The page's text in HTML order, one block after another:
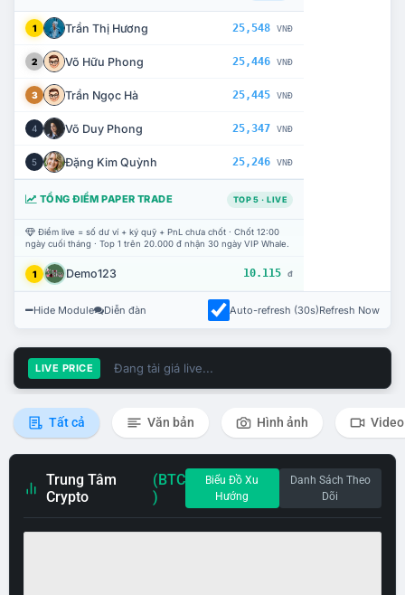
1 Trần Thị Hương 25,548 VNĐ
2 Võ Hữu Phong 25,446 VNĐ
3 Trần Ngọc Hà 25,445 VNĐ
4 Võ Duy Phong 25,347 VNĐ
5 Đặng Kim Quỳnh 25,246 VNĐ
TỔNG ĐIỂM PAPER TRADE TOP 5 · LIVE
Điểm live = số dư ví + ký quỹ + PnL chưa chốt · Chốt 12:00
ngày cuối tháng · Top 1 trên 20.000 đ nhận 30 ngày VIP Whale.
1 Demo123 10.115 đ
Hide Module Diễn đàn Auto-refresh (30s)Refresh Now
LIVE PRICE Đang tải giá live...
Tất cả Văn bản Hình ảnh Video
Trung Tâm
Crypto
(BTC
)
Biểu Đồ Xu
Hướng
Danh Sách Theo
Dõi